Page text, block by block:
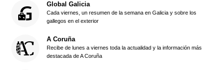
Global Galicia
Cada viernes, un resumen de la semana en Galicia y sobre los
gallegos en el exterior
A Coruña
Recibe de lunes a viernes toda la actualidad y la información más
destacada de A Coruña